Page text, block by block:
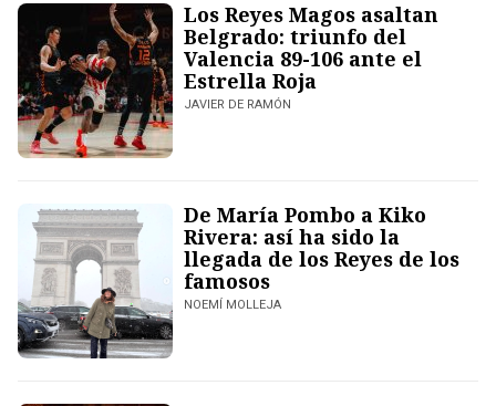
Los Reyes Magos asaltan
Belgrado: triunfo del
Valencia 89-106 ante el
Estrella Roja
JAVIER DE RAMÓN
De María Pombo a Kiko
Rivera: así ha sido la
llegada de los Reyes de los
famosos
NOEMÍ MOLLEJA